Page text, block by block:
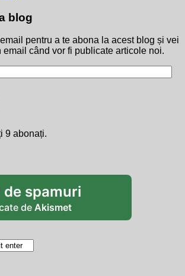
blog
pentru a te abona la acest blog și vei
email când vor fi publicate articole noi.
9 abonați.
de spamuri
de Akismet